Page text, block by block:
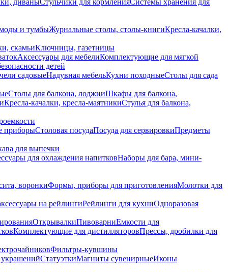
диваныСтульчики для кормленияСистемы хранения для
и тумбыЖурнальные столы, столы-книгиКресла-качалки,
скамьиКлючницы, газетницы
Аксессуары для мебелиКомплектующие для мягкой
детей
садовыеНадувная мебельКухни походныеСтолы для сада
Столы для балкона, лоджииШкафы для балкона,
Кресла-качалки, кресла-маятникиСтулья для балкона,
приборыСтоловая посудаПосуда для сервировкиПредметы
для выпечки
для охлаждения напитковНаборы для бара, мини-
воронкиФормы, приборы для приготовленияМолотки для
на рейлингиРейлинги для кухниОдноразовая
ОткрывалкиПивоварниЕмкости для
Комплектующие для дистилляторовПрессы, дробилки для
Фильтры-кувшины
СтатуэткиМагниты сувенирныеИконы